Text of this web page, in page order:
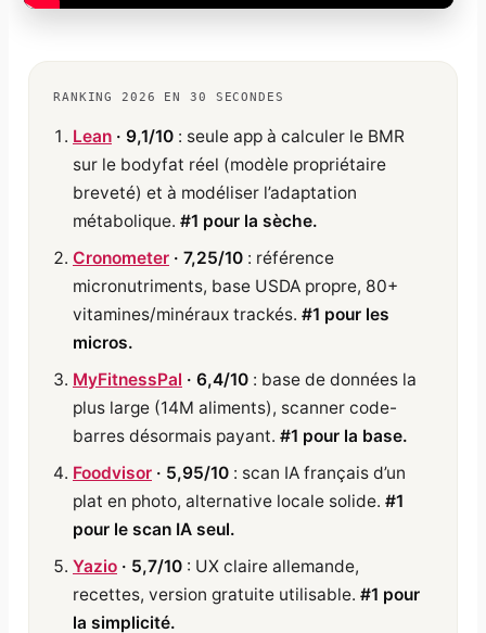
RANKING 2026 EN 30 SECONDES
Lean · 9,1/10 : seule app à calculer le BMR
sur le bodyfat réel (modèle propriétaire
breveté) et à modéliser l’adaptation
métabolique. #1 pour la sèche.
Cronometer · 7,25/10 : référence
micronutriments, base USDA propre, 80+
vitamines/minéraux trackés. #1 pour les
micros.
MyFitnessPal · 6,4/10 : base de données la
plus large (14M aliments), scanner code-
barres désormais payant. #1 pour la base.
Foodvisor · 5,95/10 : scan IA français d’un
plat en photo, alternative locale solide. #1
pour le scan IA seul.
Yazio · 5,7/10 : UX claire allemande,
recettes, version gratuite utilisable. #1 pour
la simplicité.